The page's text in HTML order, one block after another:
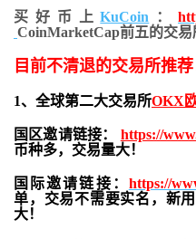
买好币上KuCoin ：
CoinMarketCap前五的交易
目前不清退的交易所推荐
1、全球第二大交易所OKX
国区邀请链接： https://
币种多，交易量大！
国际邀请链接： https://
单，交易不需要实名，新用
大！